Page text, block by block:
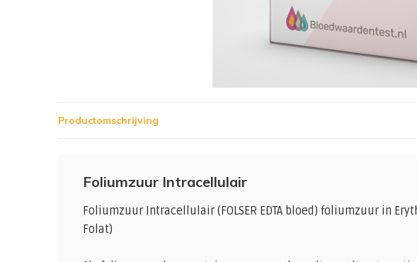
Productomschrijving
Foliumzuur Intracellulair
Foliumzuur Intracellulair (FOLSER EDTA bloed) foliumzuur in
Folat)